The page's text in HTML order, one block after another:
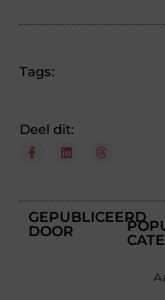
Tags:
Deel dit:
GEPUBLICEERD
DOOR